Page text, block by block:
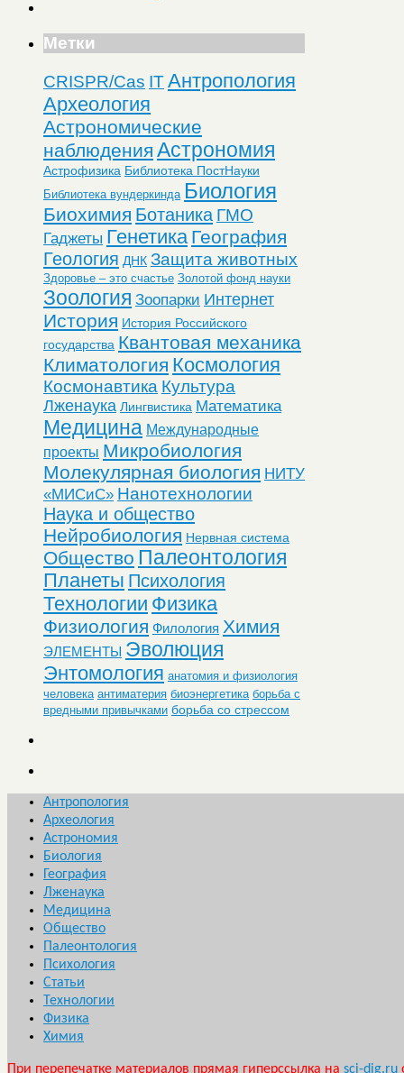
Метки
CRISPR/Cas ITАнтропология
Археология
Астрономические
наблюдения Астрономия
Астрофизика Библиотека ПостНауки
Библиотека вундеркинда Биология
Биохимия Ботаника ГМО
Гаджеты Генетика География
Геология ДНК Защита животных
Здоровье – это счастье Золотой фонд науки
Зоология Зоопарки Интернет
История История Российского
государства Квантовая механика
Климатология Космология
Космонавтика Культура
Лженаука Лингвистика Математика
Медицина Международные
проекты Микробиология
Молекулярная биология НИТУ
«МИСиС» Нанотехнологии
Наука и общество
Нейробиология Нервная система
Общество Палеонтология
Планеты Психология
Технологии Физика
Физиология Филология Химия
ЭЛЕМЕНТЫ Эволюция
Энтомология анатомия и физиология
человека антиматерия биоэнергетика борьба с
вредными привычками борьба со стрессом
Антропология
Археология
Астрономия
Биология
География
Лженаука
Медицина
Общество
Палеонтология
Психология
Статьи
Технологии
Физика
Химия
При перепечатке материалов прямая гиперссылка на sci-dig.ru